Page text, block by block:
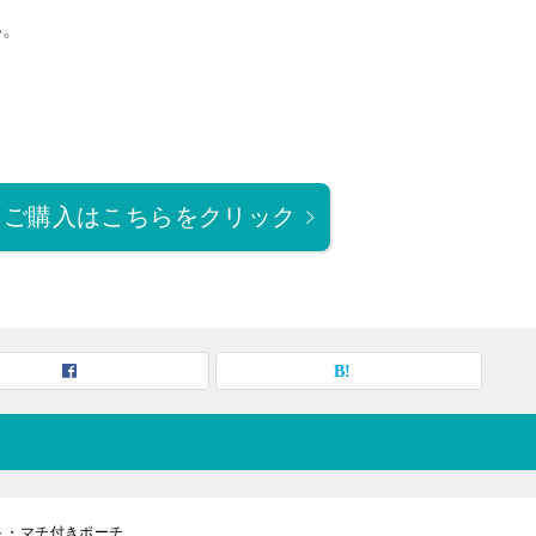
購入はこちらをクリック
マチ付きポーチ